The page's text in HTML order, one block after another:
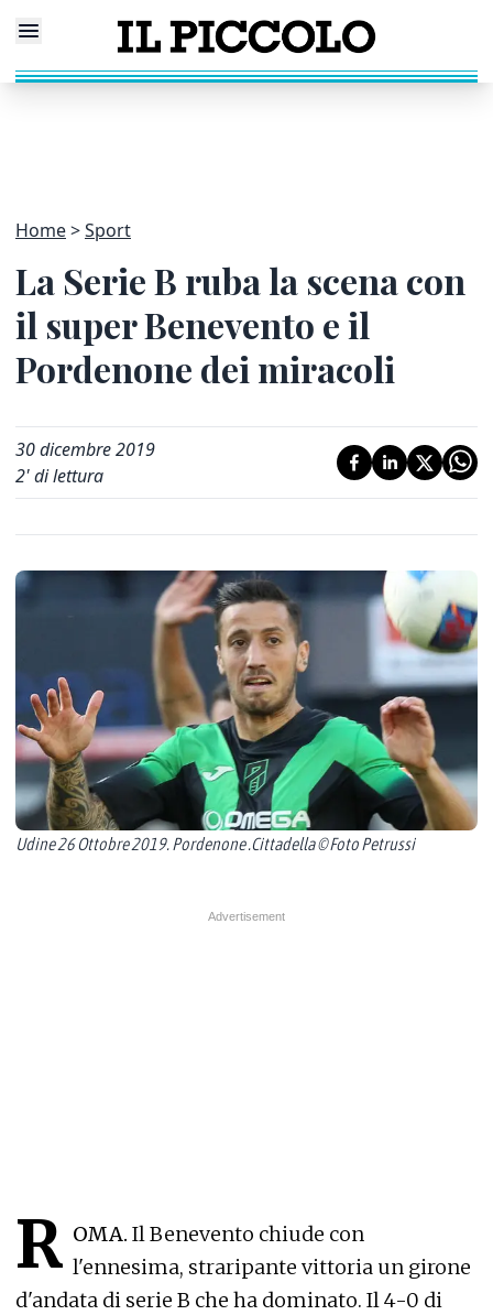
Home Sport
La Serie B ruba la scena con
il super Benevento e il
Pordenone dei miracoli
30 dicembre 2019
2' di lettura
Udine 26 Ottobre 2019. Pordenone .Cittadella © Foto Petrussi
R OMA. Il Benevento chiude con
l'ennesima, straripante vittoria un girone
d'andata di serie B che ha dominato. Il 4-0 di